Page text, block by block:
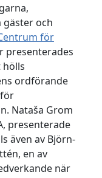
och
för
presenterades
hölls
ordförande
Nataša Grom
presenterade
även av Björn-
en av
när